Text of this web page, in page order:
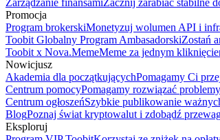
Zarządzanie finansamiZacznij zarabiać stabilne
Promocja
Program brokerskiMonetyzuj wolumen API i
Toobit Globalny Program AmbasadorskiZostań
Toobit x Nova.MemeMeme za jednym
Nowicjusz
Akademia dla początkującychPomagamy Ci
Centrum pomocyPomagamy rozwiązać
Centrum ogłoszeńSzybkie publikowanie
BlogPoznaj świat kryptowalut i zdobądź
Eksploruj